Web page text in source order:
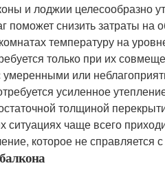
и лоджии целесообразно
поможет снизить затраты
температуру на
только при их
умеренными или
усиленное
толщиной
ситуациях чаще всего
которое не справляется